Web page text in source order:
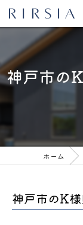
神戸市の
ホーム
神戸市のK